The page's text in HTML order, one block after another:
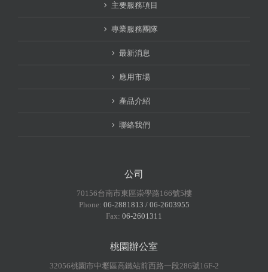
主要服務項目
專業服務團隊
最新消息
應用市場
產品介紹
聯絡我們
公司
70156台南市東區崇學路166號5樓
Phone: 06-2881813 / 06-2603955
Fax: 06-2601311
桃園辦公室
32056桃園市中壢區高鐵站前西路一段286號16F-2